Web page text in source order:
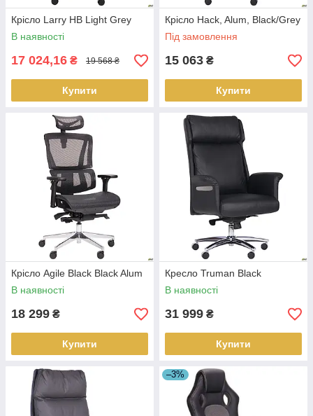
Крісло Larry HB Light Grey
В наявності
17 024,16 ₴ 19 568 ₴
Купити
Крісло Hack, Alum, Black/Grey
Під замовлення
15 063 ₴
Купити
Крісло Agile Black Black Alum
В наявності
18 299 ₴
Купити
Кресло Truman Black
В наявності
31 999 ₴
Купити
–3%